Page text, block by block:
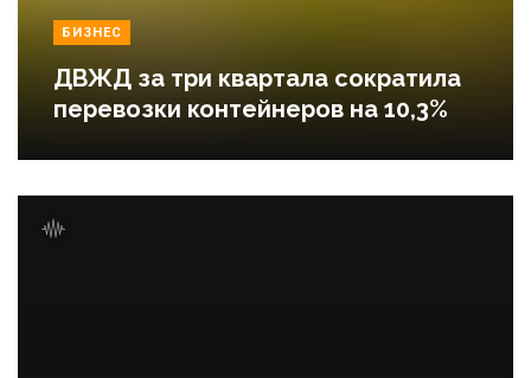
БИЗНЕС
ДВЖД за три квартала сократила
перевозки контейнеров на 10,3%